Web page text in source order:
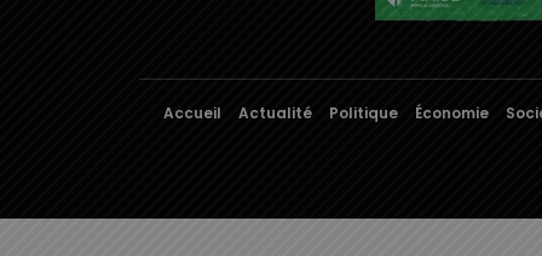
Accueil Actualité Politique Économie